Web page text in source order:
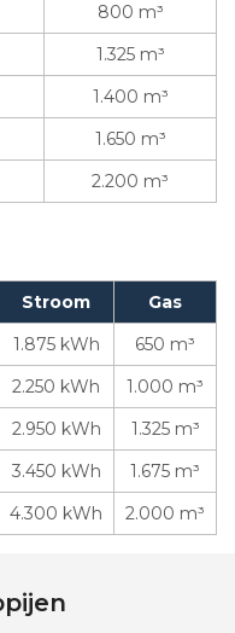
800 m³
1.325 m³
1.400 m³
1.650 m³
2.200 m³
Stroom
Gas
1.875 kWh
650 m³
2.250 kWh
1.000 m³
2.950 kWh
1.325 m³
3.450 kWh
1.675 m³
4.300 kWh 2.000 m³